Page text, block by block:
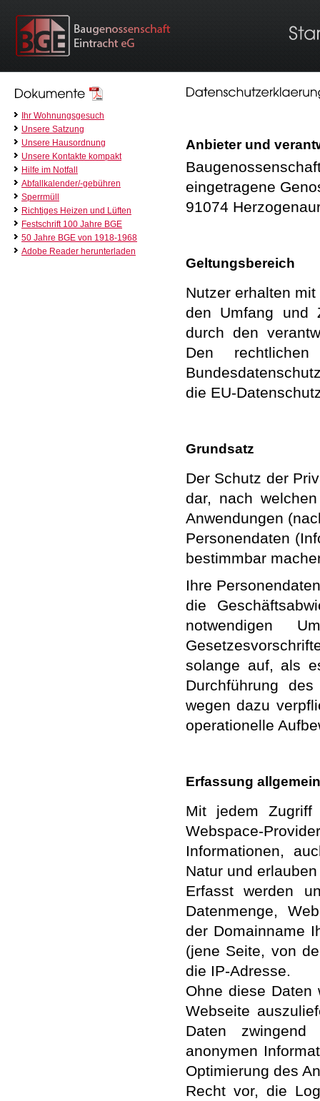
Ihr Wohnungsgesuch
Unsere Satzung
Unsere Hausordnung
Unsere Kontakte kompakt
Hilfe im Notfall
Abfallkalender/-gebühren
Sperrmüll
Richtiges Heizen und Lüften
Festschrift 100 Jahre BGE
50 Jahre BGE von 1918-1968
Adobe Reader herunterladen
Anbieter und
eingetragene
91074
Geltungsbereich
Nutzer erhalten
den Umfang und
durch den
Den
die EU-
Grundsatz
Der Schutz der
dar, nach
Anwendungen
Personendaten
bestimmbar
Ihre
die
notwendigen
solange auf, als
Durchführung
wegen dazu
operationelle
Erfassung
Mit jedem
Webspace-
Informationen,
Natur und
Erfasst werden
Datenmenge,
der Domainname
(jene Seite, von
die IP-Adresse.
Ohne diese
Webseite
Daten
anonymen
Optimierung des
Recht vor, die